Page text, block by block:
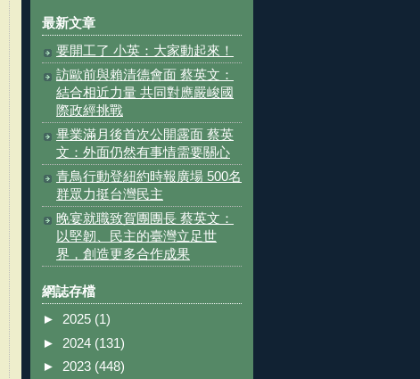
最新文章
要開工了 小英：大家動起來！
訪歐前與賴清德會面 蔡英文：
結合相近力量 共同對應嚴峻國
際政經挑戰
畢業滿月後首次公開露面 蔡英
文：外面仍然有事情需要關心
青鳥行動登紐約時報廣場 500名
群眾力挺台灣民主
晚宴就職致賀團團長 蔡英文：
以堅韌、民主的臺灣立足世
界，創造更多合作成果
網誌存檔
► 2025 (1)
► 2024 (131)
► 2023 (448)